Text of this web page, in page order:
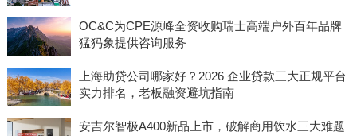
OC&C为CPE源峰全资收购瑞士高端户外百年品牌
猛犸象提供咨询服务
上海助贷公司哪家好？2026 企业贷款三大正规平台
实力排名，老板融资避坑指南
安吉尔智极A400新品上市，破解商用饮水三大难题